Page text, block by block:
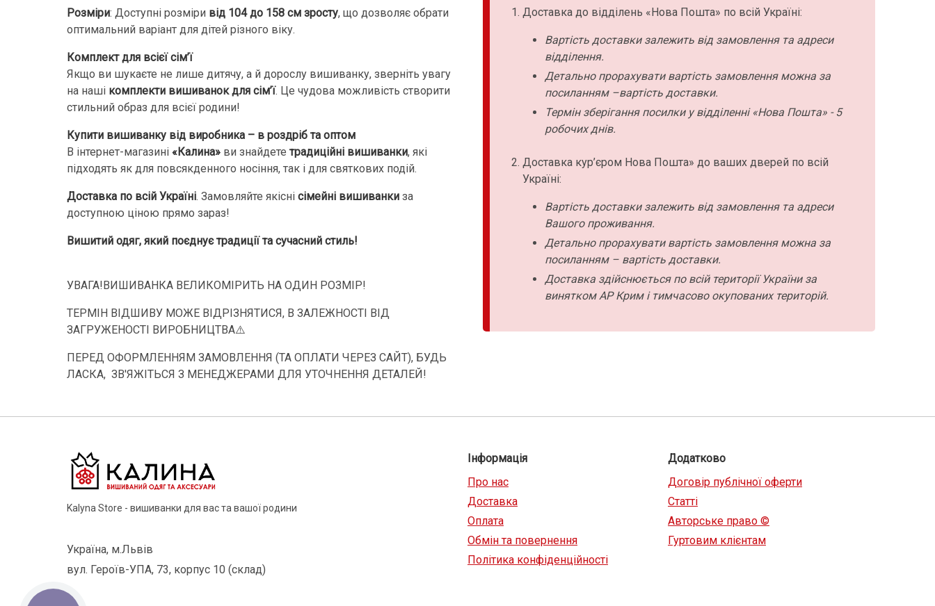
Розміри: Доступні розміри від 104 до 158 см зросту, що дозволяє обрати
оптимальний варіант для дітей різного віку.
Комплект для всієї сім’ї
Якщо ви шукаєте не лише дитячу, а й дорослу вишиванку, зверніть увагу
на наші комплекти вишиванок для сім’ї. Це чудова можливість створити
стильний образ для всієї родини!
Купити вишиванку від виробника – в роздріб та оптом
В інтернет-магазині «Калина» ви знайдете традиційні вишиванки, які
підходять як для повсякденного носіння, так і для святкових подій.
Доставка по всій Україні. Замовляйте якісні сімейні вишиванки за
доступною ціною прямо зараз!
Вишитий одяг, який поєднує традиції та сучасний стиль!
УВАГА!ВИШИВАНКА ВЕЛИКОМІРИТЬ НА ОДИН РОЗМІР!
ТЕРМІН ВІДШИВУ МОЖЕ ВІДРІЗНЯТИСЯ, В ЗАЛЕЖНОСТІ ВІД
ЗАГРУЖЕНОСТІ ВИРОБНИЦТВА⚠️
ПЕРЕД ОФОРМЛЕННЯМ ЗАМОВЛЕННЯ (ТА ОПЛАТИ ЧЕРЕЗ САЙТ), БУДЬ
ЛАСКА, ЗВ'ЯЖІТЬСЯ З МЕНЕДЖЕРАМИ ДЛЯ УТОЧНЕННЯ ДЕТАЛЕЙ!
Доставка до відділень «Нова Пошта» по всій Україні:
Вартість доставки залежить від замовлення та адреси
відділення.
Детально прорахувати вартість замовлення можна за
посиланням –вартість доставки.
Термін зберігання посилки у відділенні «Нова Пошта» - 5
робочих днів.
Доставка кур’єром Нова Пошта» до ваших дверей по всій
Україні:
Вартість доставки залежить від замовлення та адреси
Вашого проживання.
Детально прорахувати вартість замовлення можна за
посиланням – вартість доставки.
Доставка здійснюється по всій території України за
винятком АР Крим і тимчасово окупованих територій.
Kalyna Store - вишиванки для вас та вашої родини
Україна, м.Львів
вул. Героїв-УПА, 73, корпус 10 (склад)
Інформація
Про нас
Доставка
Оплата
Обмін та повернення
Політика конфіденційності
Додатково
Договір публічної оферти
Статті
Авторське право ©
Гуртовим клієнтам